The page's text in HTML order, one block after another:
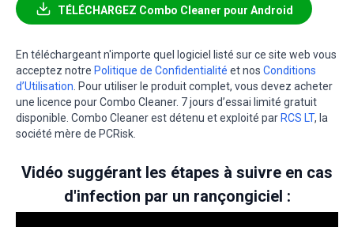
TÉLÉCHARGEZ Combo Cleaner pour Android
En téléchargeant n'importe quel logiciel listé sur ce site web vous
acceptez notre Politique de Confidentialité et nos Conditions
d’Utilisation . Pour utiliser le produit complet, vous devez acheter
une licence pour Combo Cleaner. 7 jours d’essai limité gratuit
disponible. Combo Cleaner est détenu et exploité par RCS LT, la
société mère de PCRisk.
Vidéo suggérant les étapes à suivre en cas
d'infection par un rançongiciel :